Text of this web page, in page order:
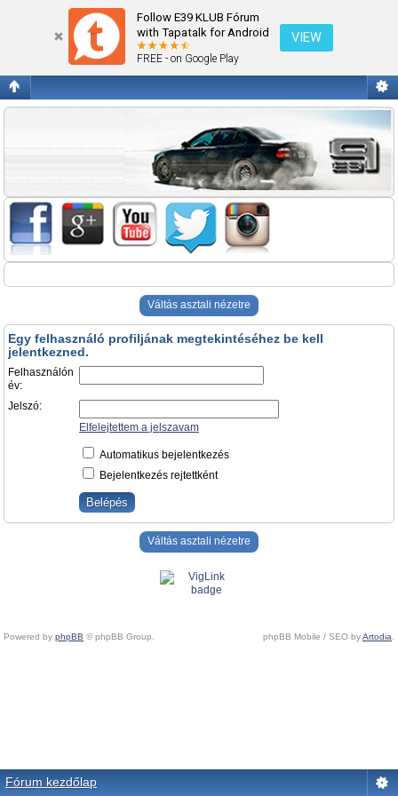
Follow E39 KLUB Fórum
with Tapatalk for Android
FREE - on Google Play
VIEW
Belépés
Váltás asztali nézetre
Egy felhasználó profiljának megtekintéséhez be kell
jelentkezned.
Felhasználón
év:
Jelszó:
Elfelejtettem a jelszavam
Automatikus bejelentkezés
Bejelentkezés rejtettként
Váltás asztali nézetre
Powered by phpBB © phpBB Group. phpBB Mobile / SEO byArtodia.
Fórum kezdőlap